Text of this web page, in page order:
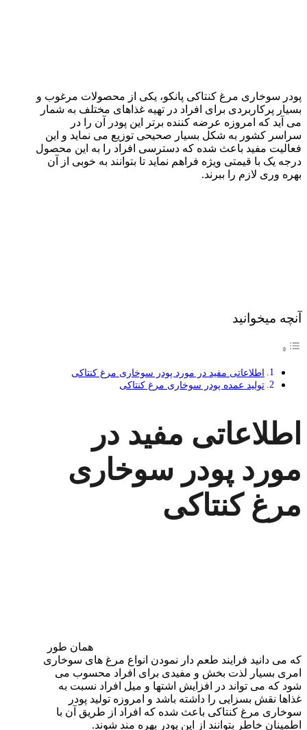
پودر سوخاری مرغ کنتاکی پانکو، یکی از محصولات مرغوب و
بسیار پرکاربردی برای افراد در تهیه غذاهای مختلف به شمار
می آید که امروزه عرضه کننده برتر این پودر آن را در
سراسر کشور به شکل بسیار صحیحی توزیع می نماید و این
فعالیت مفید باعث شده که دسترسی افراد را به این محصول
درجه یک با قیمتی ویژه فراهم نماید تا بتوانند به خوبی از آن
بهره وری لازم را ببرند.
آنچه میخوانید
اطلاعاتی مفید در مورد پودر سوخاری مرغ کنتاکی
تولید عمده پودر سوخاری مرغ کنتاکی
اطلاعاتی مفید در
مورد پودر سوخاری
مرغ کنتاکی
همان طور
که می دانید فرایند طعم دار نمودن انواع مرغ های سوخاری
امری بسیار لذت بخش و مفیدی برای افراد محسوب می
شود که می تواند در افزایش اشتها و میل افراد نسبت به
غذاها نقش بسزایی را داشته باشد و امروزه تولید پودر
سوخاری مرغ کنتاکی باعث شده که افراد از طریق آن با
اطمینان خاطر بتوانند از این پودر بهره مند شوند.